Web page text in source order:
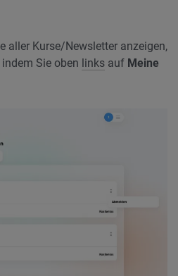
aller Kurse/Newsletter anzeigen,
Sie oben links auf Meine